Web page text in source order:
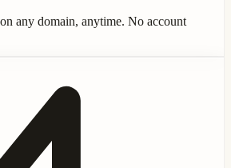
any domain, anytime. No account